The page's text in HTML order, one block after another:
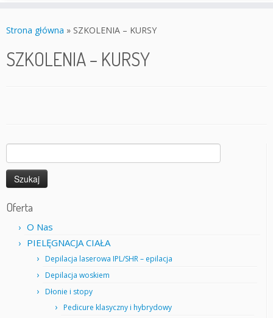
do
Strona główna » SZKOLENIA – KURSY
SZKOLENIA – KURSY
Oferta
O Nas
PIELĘGNACJA CIAŁA
Depilacja laserowa IPL/SHR – epilacja
Depilacja woskiem
Dłonie i stopy
Pedicure klasyczny i hybrydowy